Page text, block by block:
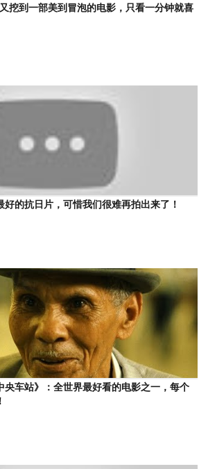
挖到一部美到冒泡的电影，只看一分钟就喜
好的抗日片，可惜我们很难再拍出来了！
央车站》：全世界最好看的电影之一，每个